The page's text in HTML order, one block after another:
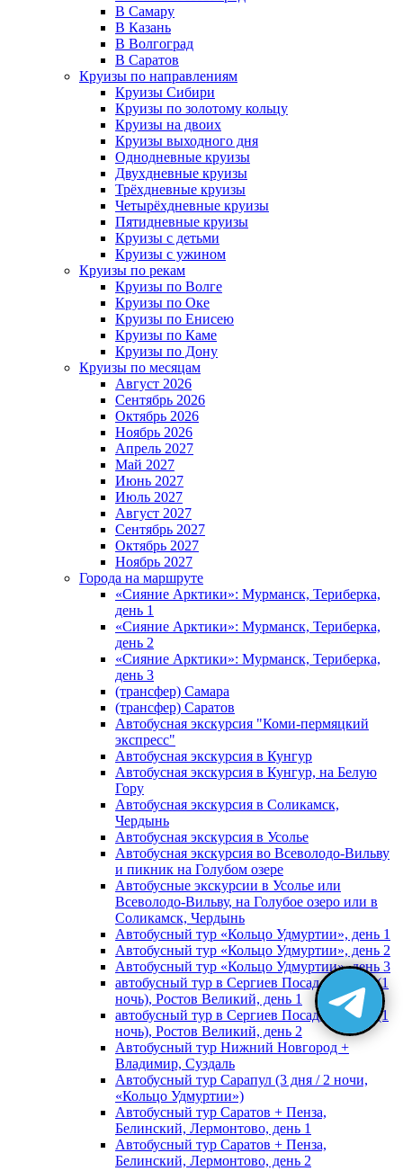
В Самару
В Казань
В Волгоград
В Саратов
Круизы по направлениям
Круизы Сибири
Круизы по золотому кольцу
Круизы на двоих
Круизы выходного дня
Однодневные круизы
Двухдневные круизы
Трёхдневные круизы
Четырёхдневные круизы
Пятидневные круизы
Круизы с детьми
Круизы с ужином
Круизы по рекам
Круизы по Волге
Круизы по Оке
Круизы по Енисею
Круизы по Каме
Круизы по Дону
Круизы по месяцам
Август 2026
Сентябрь 2026
Октябрь 2026
Ноябрь 2026
Апрель 2027
Май 2027
Июнь 2027
Июль 2027
Август 2027
Сентябрь 2027
Октябрь 2027
Ноябрь 2027
Города на маршруте
«Сияние Арктики»: Мурманск, Териберка,
день 1
«Сияние Арктики»: Мурманск, Териберка,
день 2
«Сияние Арктики»: Мурманск, Териберка,
день 3
(трансфер) Самара
(трансфер) Саратов
Автобусная экскурсия "Коми-пермяцкий
экспресс"
Автобусная экскурсия в Кунгур
Автобусная экскурсия в Кунгур, на Белую
Гору
Автобусная экскурсия в Соликамск,
Чердынь
Автобусная экскурсия в Усолье
Автобусная экскурсия во Всеволодо-Вильву
и пикник на Голубом озере
Автобусные экскурсии в Усолье или
Всеволодо-Вильву, на Голубое озеро или в
Соликамск, Чердынь
Автобусный тур «Кольцо Удмуртии», день 1
Автобусный тур «Кольцо Удмуртии», день 2
Автобусный тур «Кольцо Удмуртии», день 3
автобусный тур в Сергиев Посад, Москву (1
ночь), Ростов Великий, день 1
автобусный тур в Сергиев Посад, Москву (1
ночь), Ростов Великий, день 2
Автобусный тур Нижний Новгород +
Владимир, Суздаль
Автобусный тур Сарапул (3 дня / 2 ночи,
«Кольцо Удмуртии»)
Автобусный тур Саратов + Пенза,
Белинский, Лермонтово, день 1
Автобусный тур Саратов + Пенза,
Белинский, Лермонтово, день 2